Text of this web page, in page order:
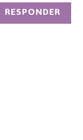
RESPONDER